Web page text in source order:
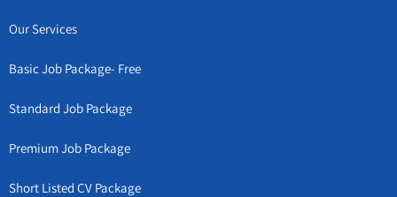
Our Services
Basic Job Package- Free
Standard Job Package
Premium Job Package
Short Listed CV Package